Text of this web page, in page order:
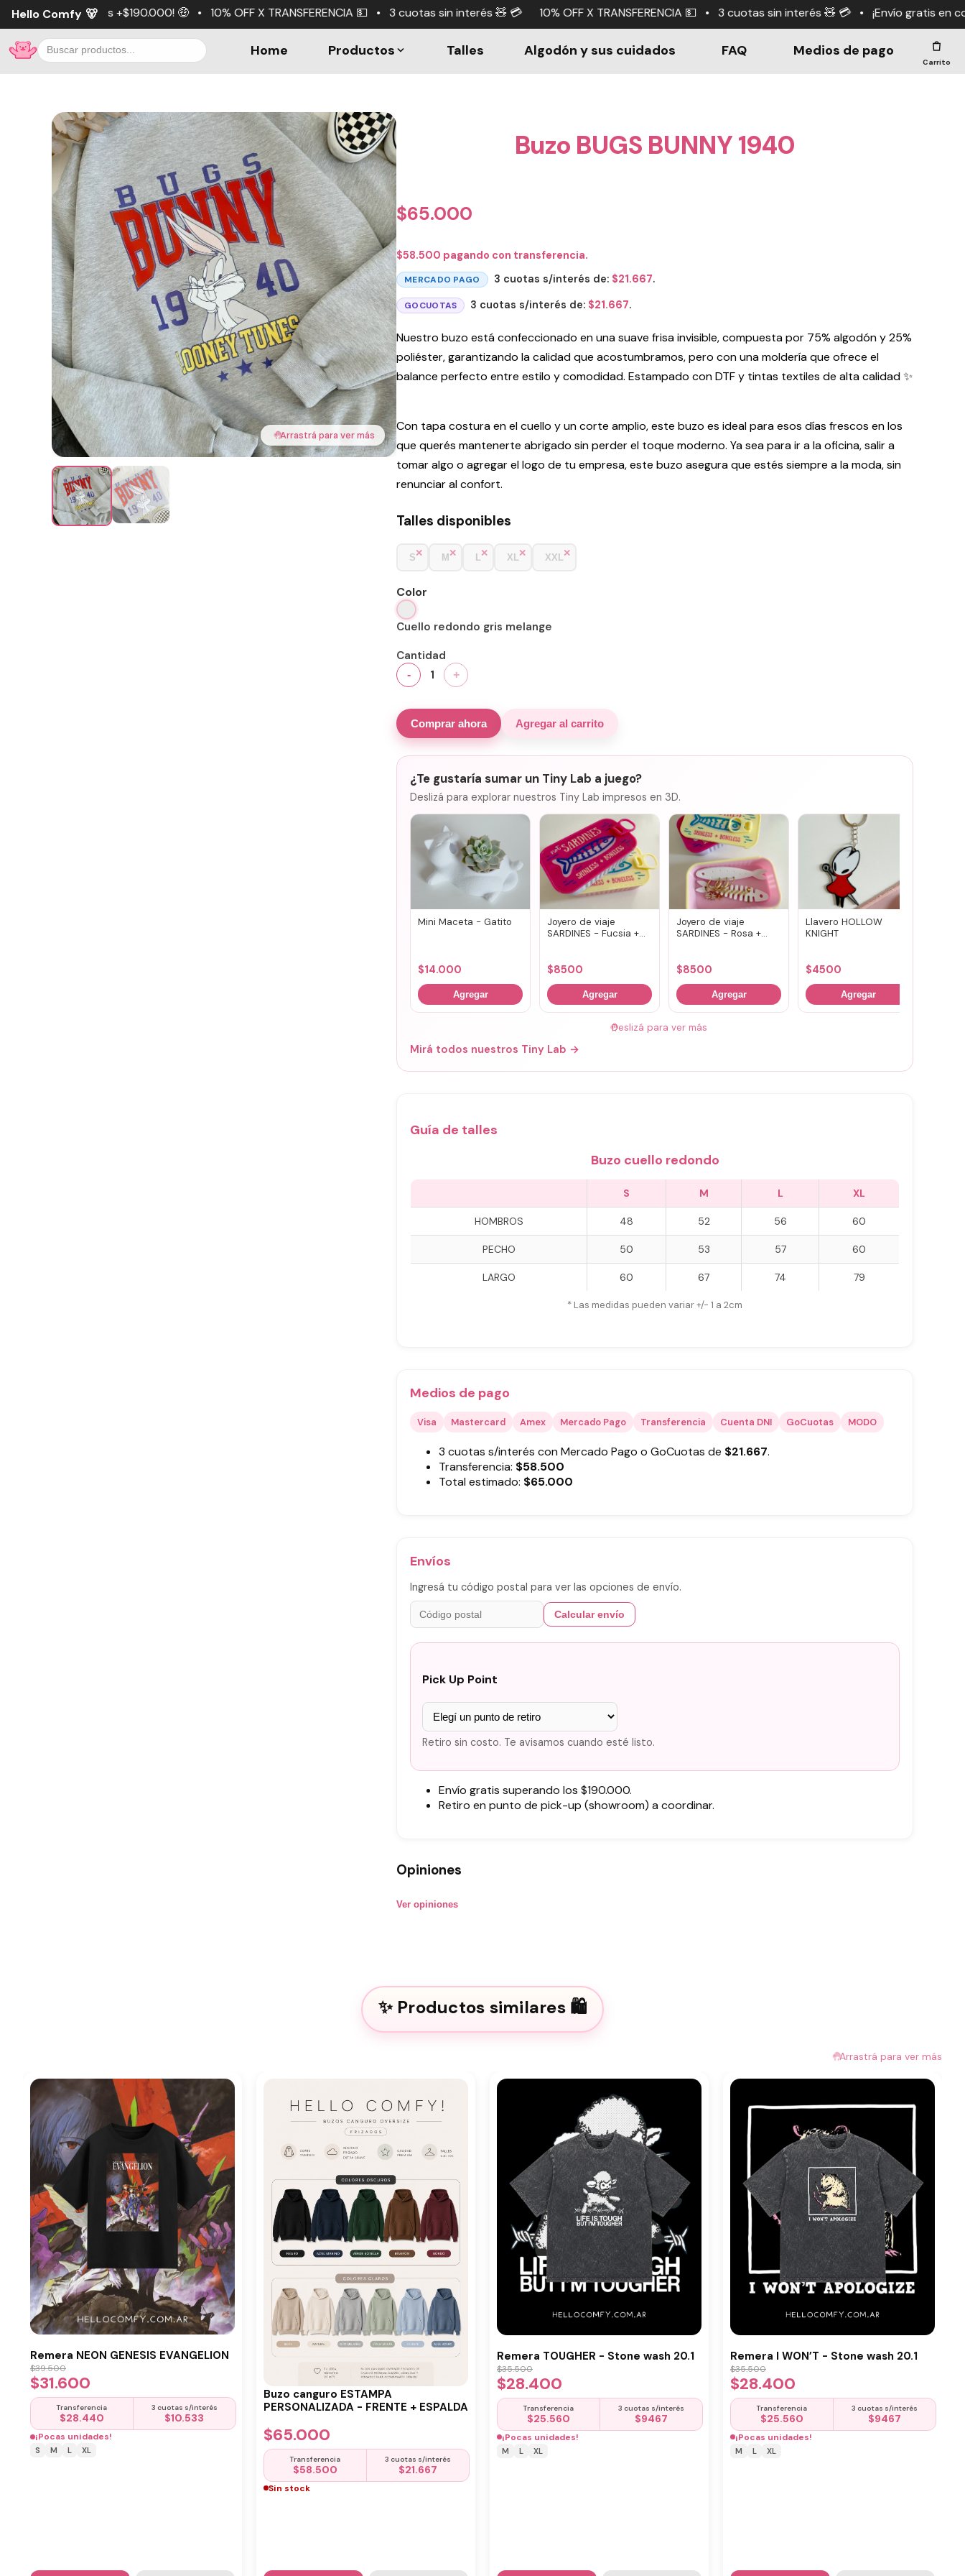
Hello Comfy 🐻
🤑 • 10% OFF X TRANSFERENCIA 💵 • 3 cuotas sin interés 🧸 💳 10% OFF X TRANSFERENCIA 💵 • 3 cuotas sin interés 🧸 💳 • ¡Envío gratis en compras +$190.000! 🤑
Home Productos Talles Algodón y sus cuidados FAQ Medios de pago
Carrito
🤚Arrastrá para ver más
Buzo BUGS BUNNY 1940
$65.000
$58.500 pagando con transferencia.
MERCADO PAGO 3 cuotas s/interés de: $21.667.
GOCUOTAS 3 cuotas s/interés de: $21.667.
Nuestro buzo está confeccionado en una suave frisa invisible, compuesta por 75% algodón y 25%
poliéster, garantizando la calidad que acostumbramos, pero con una moldería que ofrece el
balance perfecto entre estilo y comodidad. Estampado con DTF y tintas textiles de alta calidad ✨
Con tapa costura en el cuello y un corte amplio, este buzo es ideal para esos días frescos en los
que querés mantenerte abrigado sin perder el toque moderno. Ya sea para ir a la oficina, salir a
tomar algo o agregar el logo de tu empresa, este buzo asegura que estés siempre a la moda, sin
renunciar al confort.
Talles disponibles
S M L XL XXL
Color
Cuello redondo gris melange
Cantidad
- 1 +
Comprar ahora Agregar al carrito
¿Te gustaría sumar un Tiny Lab a juego?
Deslizá para explorar nuestros Tiny Lab impresos en 3D.
Mini Maceta - Gatito
$14.000
Agregar
Joyero de viaje
SARDINES - Fucsia +
$8500
Agregar
Joyero de viaje
SARDINES - Rosa +
$8500
Agregar
Llavero HOLLOW
KNIGHT
$4500
Agregar
🤚
Deslizá para ver más
Mirá todos nuestros Tiny Lab →
Guía de talles
Buzo cuello redondo
S M L XL
HOMBROS 48 52 56 60
PECHO 50 53 57 60
LARGO 60 67 74 79
* Las medidas pueden variar +/- 1 a 2cm
Medios de pago
Visa Mastercard Amex Mercado Pago Transferencia Cuenta DNI GoCuotas MODO
3 cuotas s/interés con Mercado Pago o GoCuotas de $21.667.
Transferencia: $58.500
Total estimado: $65.000
Envíos
Ingresá tu código postal para ver las opciones de envío.
Calcular envío
Pick Up Point
Retiro sin costo. Te avisamos cuando esté listo.
Envío gratis superando los $190.000.
Retiro en punto de pick-up (showroom) a coordinar.
Opiniones
Ver opiniones
Productos similares
🤚Arrastrá para ver más
Remera NEON GENESIS EVANGELION
$39.500
$31.600
Transferencia
$28.440
3 cuotas s/interés
$10.533
¡Pocas unidades!
S M L XL
Buzo canguro ESTAMPA
PERSONALIZADA - FRENTE + ESPALDA
$65.000
Transferencia
$58.500
3 cuotas s/interés
$21.667
Sin stock
Remera TOUGHER - Stone wash 20.1
$35.500
$28.400
Transferencia
$25.560
3 cuotas s/interés
$9467
¡Pocas unidades!
M L XL
Remera I WON’T - Stone wash 20.1
$35.500
$28.400
Transferencia
$25.560
3 cuotas s/interés
$9467
¡Pocas unidades!
M L XL